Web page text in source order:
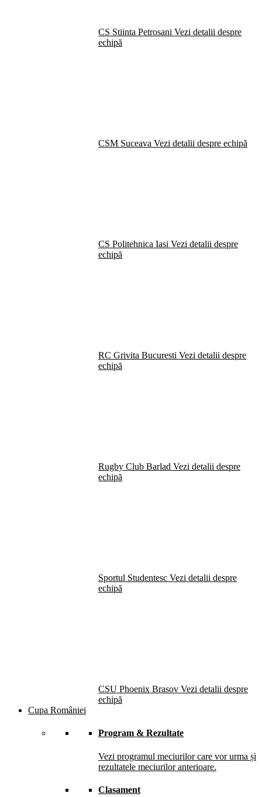
CS Stiinta Petrosani Vezi detalii despre
echipă
CSM Suceava Vezi detalii despre echipă
CS Politehnica Iasi Vezi detalii despre
echipă
RC Grivita Bucuresti Vezi detalii despre
echipă
Rugby Club Barlad Vezi detalii despre
echipă
Sportul Studentesc Vezi detalii despre
echipă
CSU Phoenix Brasov Vezi detalii despre
echipă
Cupa României
Program & Rezultate
Vezi programul meciurilor care vor urma și
rezultatele meciurilor anterioare.
Clasament